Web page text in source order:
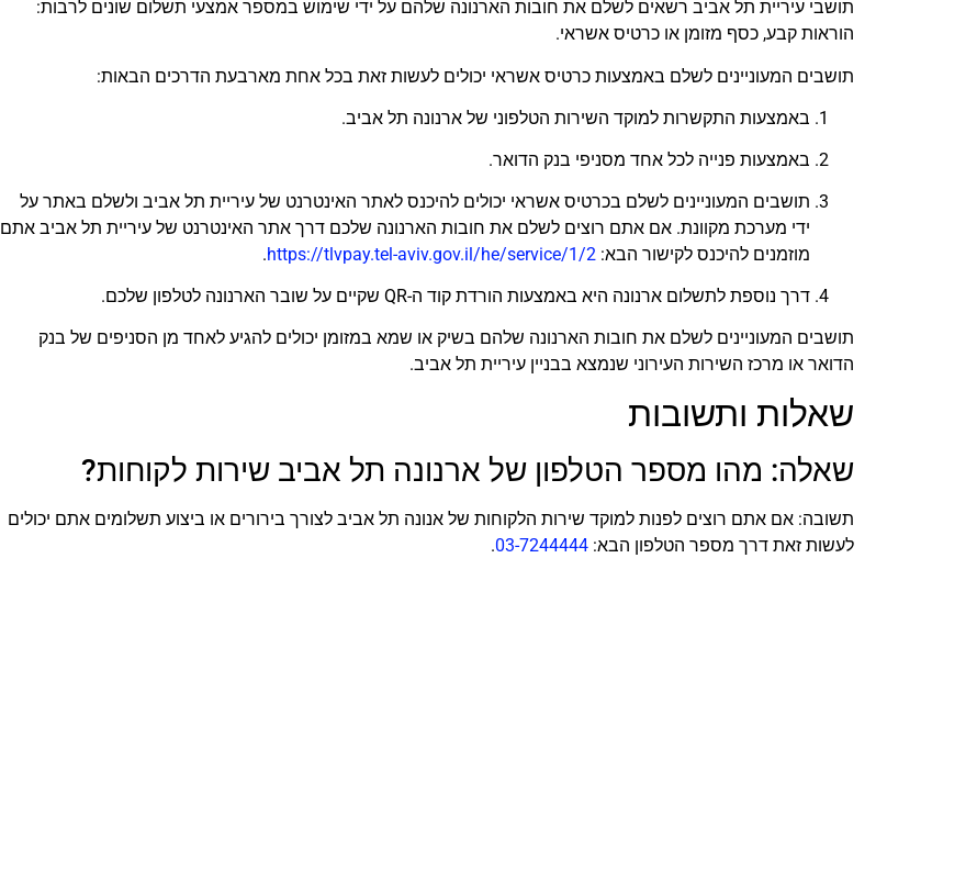
תושבי עיריית תל אביב רשאים לשלם את חובות הארנונה שלהם על ידי שימוש במספר אמצעי תשלום שונים לרבות:
הוראות קבע, כסף מזומן או כרטיס אשראי.
תושבים המעוניינים לשלם באמצעות כרטיס אשראי יכולים לעשות זאת בכל אחת מארבעת הדרכים הבאות:
באמצעות התקשרות למוקד השירות הטלפוני של ארנונה תל אביב.
באמצעות פנייה לכל אחד מסניפי בנק הדואר.
תושבים המעוניינים לשלם בכרטיס אשראי יכולים להיכנס לאתר האינטרנט של עיריית תל אביב ולשלם באתר על
ידי מערכת מקוונת. אם אתם רוצים לשלם את חובות הארנונה שלכם דרך אתר האינטרנט של עיריית תל אביב אתם
מוזמנים להיכנס לקישור הבא: https://tlvpay.tel-aviv.gov.il/he/service/1/2
.
דרך נוספת לתשלום ארנונה היא באמצעות הורדת קוד ה-QR שקיים על שובר הארנונה לטלפון שלכם.
תושבים המעוניינים לשלם את חובות הארנונה שלהם בשיק או שמא במזומן יכולים להגיע לאחד מן הסניפים של בנק
הדואר או מרכז השירות העירוני שנמצא בבניין עיריית תל אביב.
שאלות ותשובות
שאלה: מהו מספר הטלפון של ארנונה תל אביב שירות לקוחות?
תשובה: אם אתם רוצים לפנות למוקד שירות הלקוחות של אנונה תל אביב לצורך בירורים או ביצוע תשלומים אתם יכולים
לעשות זאת דרך מספר הטלפון הבא: 03-7244444
.